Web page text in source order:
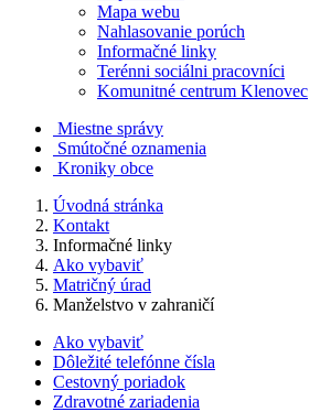
Mapa webu
Nahlasovanie porúch
Informačné linky
Terénni sociálni pracovníci
Komunitné centrum Klenovec
Miestne správy
Smútočné oznamenia
Kroniky obce
Úvodná stránka
Kontakt
Informačné linky
Ako vybaviť
Matričný úrad
Manželstvo v zahraničí
Ako vybaviť
Dôležité telefónne čísla
Cestovný poriadok
Zdravotné zariadenia